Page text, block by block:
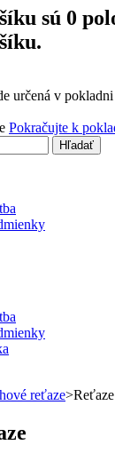
sú 0
určená v pokladni
Pokračujte k
Hľadať
reťaze>